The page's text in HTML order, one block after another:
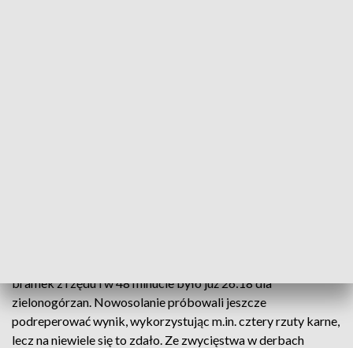
bramek z rzędu i w 48 minucie było już 26:18 dla
zielonogórzan. Nowosolanie próbowali jeszcze
podreperować wynik, wykorzystując m.in. cztery rzuty karne,
lecz na niewiele się to zdało. Ze zwycięstwa w derbach